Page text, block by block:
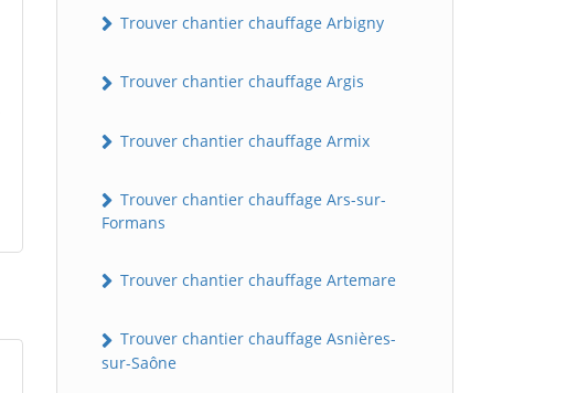
Trouver chantier chauffage Arbigny
Trouver chantier chauffage Argis
Trouver chantier chauffage Armix
Trouver chantier chauffage Ars-sur-
Formans
Trouver chantier chauffage Artemare
Trouver chantier chauffage Asnières-
sur-Saône